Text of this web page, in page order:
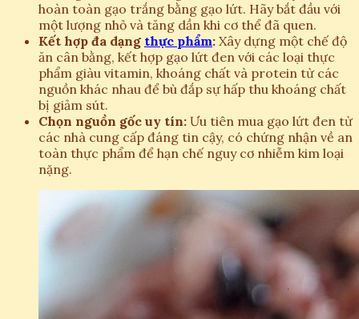
hoàn toàn gạo trắng bằng gạo lứt. Hãy bắt đầu với
một lượng nhỏ và tăng dần khi cơ thể đã quen.
Kết hợp đa dạng thực phẩm: Xây dựng một chế độ
ăn cân bằng, kết hợp gạo lứt đen với các loại thực
phẩm giàu vitamin, khoáng chất và protein từ các
nguồn khác nhau để bù đắp sự hấp thu khoáng chất
bị giảm sút.
Chọn nguồn gốc uy tín: Ưu tiên mua gạo lứt đen từ
các nhà cung cấp đáng tin cậy, có chứng nhận về an
toàn thực phẩm để hạn chế nguy cơ nhiễm kim loại
nặng.